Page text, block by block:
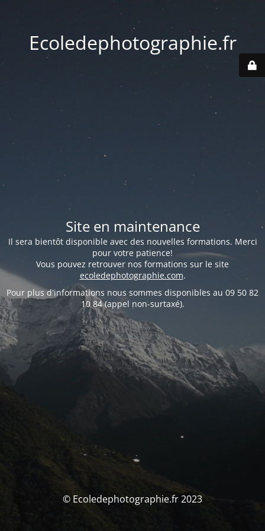
Ecoledephotographie.fr
Site en maintenance
Il sera bientôt disponible avec des nouvelles formations. Merci
pour votre patience!
Vous pouvez retrouver nos formations sur le site
ecoledephotographie.com.
Pour plus d'informations nous sommes disponibles au 09 50 82
10 84 (appel non-surtaxé).
© Ecoledephotographie.fr 2023